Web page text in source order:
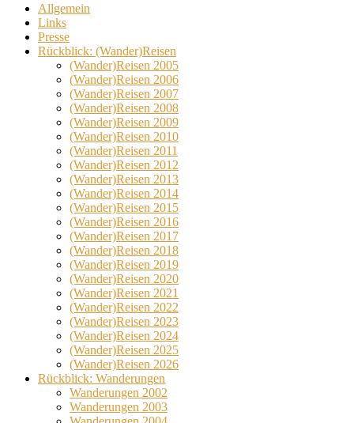
Allgemein
Links
Presse
Rückblick: (Wander)Reisen
(Wander)Reisen 2005
(Wander)Reisen 2006
(Wander)Reisen 2007
(Wander)Reisen 2008
(Wander)Reisen 2009
(Wander)Reisen 2010
(Wander)Reisen 2011
(Wander)Reisen 2012
(Wander)Reisen 2013
(Wander)Reisen 2014
(Wander)Reisen 2015
(Wander)Reisen 2016
(Wander)Reisen 2017
(Wander)Reisen 2018
(Wander)Reisen 2019
(Wander)Reisen 2020
(Wander)Reisen 2021
(Wander)Reisen 2022
(Wander)Reisen 2023
(Wander)Reisen 2024
(Wander)Reisen 2025
(Wander)Reisen 2026
Rückblick: Wanderungen
Wanderungen 2002
Wanderungen 2003